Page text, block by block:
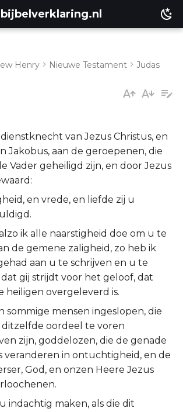
Henry Nieuwe Testament Judas
van Jezus Christus, en
Jakobus, aan de geroepenen, die
Vader geheiligd zijn, en door Jezus
en vrede, en liefde zij u
ik alle naarstigheid doe om u te
de gemene zaligheid, zo heb ik
aan u te schrijven en u te
gij strijdt voor het geloof, dat
heiligen overgeleverd is.
sommige mensen ingeslopen, die
oordeel te voren
zijn, goddelozen, die de genade
veranderen in ontuchtigheid, en de
God, en onzen Heere Jezus
indachtig maken, als die dit